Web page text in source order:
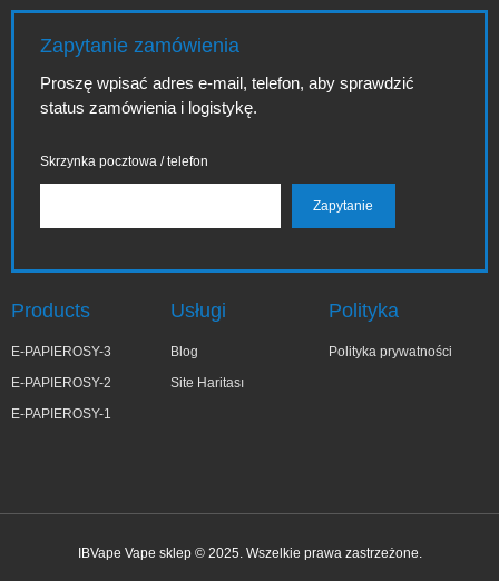
Zapytanie zamówienia
Proszę wpisać adres e-mail, telefon, aby sprawdzić
status zamówienia i logistykę.
Skrzynka pocztowa / telefon
Products
E-PAPIEROSY-3
E-PAPIEROSY-2
E-PAPIEROSY-1
Usługi
Blog
Site Haritası
Polityka
Polityka prywatności
IBVape Vape sklep © 2025. Wszelkie prawa zastrzeżone.